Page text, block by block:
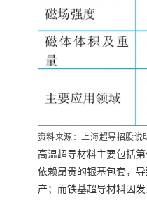
资料来源：上海超导招股说
高温超导材料主要包括
依赖昂贵的银基包套，
产；而铁基超导材料因